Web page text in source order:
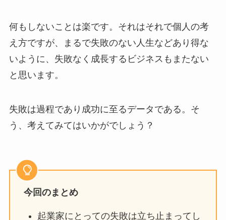
何もしないことは楽です。それはそれで個人の考
え方ですが、まるで失敗のない人生などあり得な
いように、失敗なく成長するビジネスもまたない
と思います。
失敗は過程であり成功に至るデータである。そ
う、考えてみてはいかがでしょう？
今回のまとめ
起業家にとっての失敗は立ち止まってし